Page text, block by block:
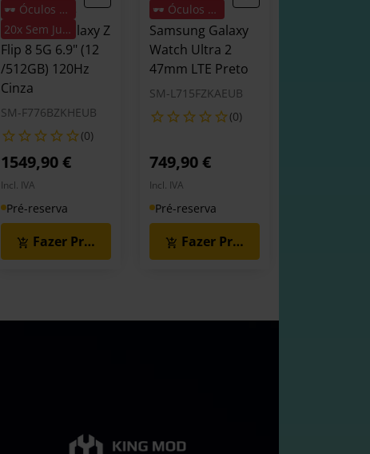
🕶️ Óculos Oferta
20x Sem Juros
Smartphone
Samsung Galaxy Z
Flip 8 5G 6.9" (12
/512GB) 120Hz
Cinza
SM-F776BZKHEUB
(0)
1549,90 €
Incl. IVA
Pré-reserva
Fazer Pré-Reserva
🕶️ Óculos Oferta
Smartwatch
Samsung Galaxy
Watch Ultra 2
47mm LTE Preto
SM-L715FZKAEUB
(0)
749,90 €
Incl. IVA
Pré-reserva
Fazer Pré-Reserva